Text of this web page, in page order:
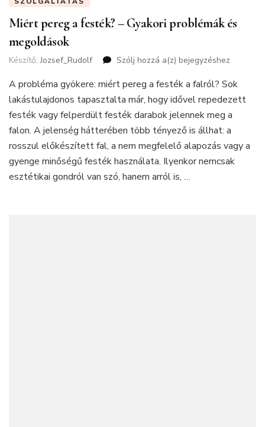
Miért pereg a festék? – Gyakori problémák és
megoldások
Készítő:Jozsef_Rudolf Szólj hozzá a(z) Miért
a
festék?
problémák
és
megoldások
bejegyzéshez
A probléma gyökere: miért pereg a festék a falról? Sok
lakástulajdonos tapasztalta már, hogy idővel repedezett
festék vagy felperdült festék darabok jelennek meg a
falon. A jelenség hátterében több tényező is állhat: a
rosszul előkészített fal, a nem megfelelő alapozás vagy a
gyenge minőségű festék használata. Ilyenkor nemcsak
esztétikai gondról van szó, hanem arról is, …